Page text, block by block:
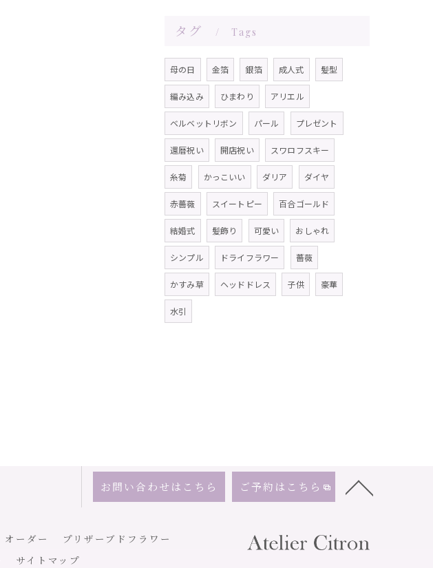
タグ Tags
母の日 金箔 銀箔 成人式 髪型
編み込み ひまわり アリエル
ベルベットリボン パール プレゼント
還暦祝い 開店祝い スワロフスキー
糸菊 かっこいい ダリア ダイヤ
赤薔薇 スイートピー 百合ゴールド
結婚式 髪飾り 可愛い おしゃれ
シンプル ドライフラワー 薔薇
かすみ草 ヘッドドレス 子供 豪華
水引
お問い合わせはこちら ご予約はこちら
オーダー
プリザーブドフラワー
サイトマップ